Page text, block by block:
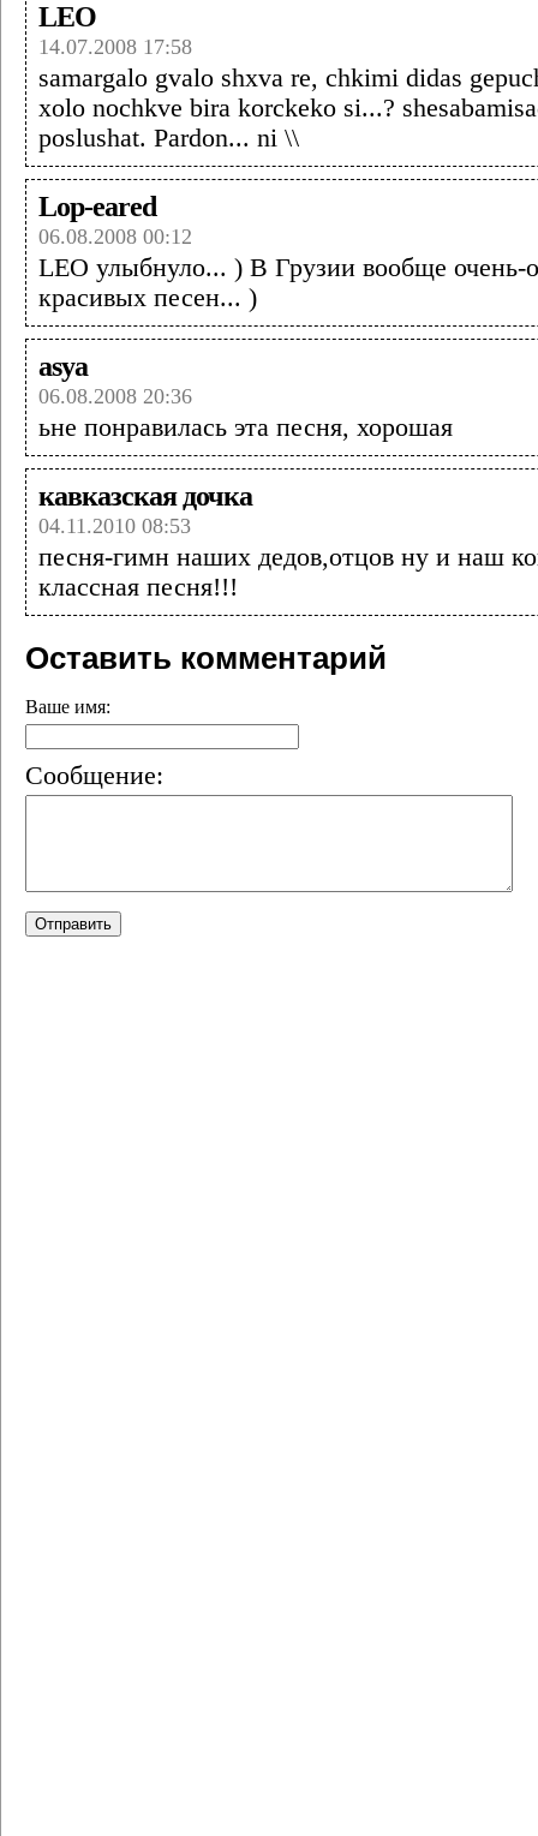
LEO
14.07.2008 17:58
samargalo gvalo shxva re, chkimi didas
xolo nochkve bira korckeko si...?
poslushat. Pardon... ni \\
Lop-eared
06.08.2008 00:12
LEO улыбнуло... ) В Грузии вообще очень-
красивых песен... )
asya
06.08.2008 20:36
ьне понравилась эта песня, хорошая
кавказская дочка
04.11.2010 08:53
песня-гимн наших дедов,отцов ну и наш
классная песня!!!
Оставить комментарий
Ваше имя:
Сообщение: